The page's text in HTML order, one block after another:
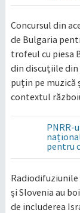
Concursul din
de Bulgaria
trofeul cu piesa
din discuțiile
puțin pe muzică
contextul
PNRR-
pentru
Radiodifuziunile
și Slovenia au
de includerea